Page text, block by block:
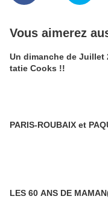
Vous aimerez
Un dimanche de Juillet
tatie Cooks !!
PARIS-ROUBAIX et
LES 60 ANS DE